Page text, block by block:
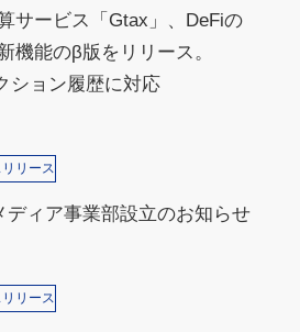
サービス「Gtax」、DeFiの
機能のβ版をリリース。
ション履歴に対応
リース
ディア事業部設立のお知らせ
リース